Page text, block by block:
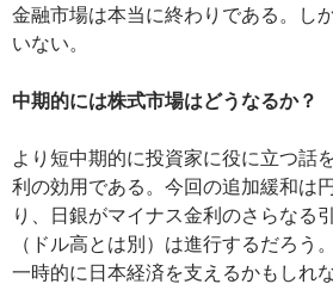
金融市場は本当に終わりである。し
いない。
中期的には株式市場はどうなるか？
より短中期的に投資家に役に立つ話
利の効用である。今回の追加緩和は
り、日銀がマイナス金利のさらなる
（ドル高とは別）は進行するだろう
一時的に日本経済を支えるかもしれ